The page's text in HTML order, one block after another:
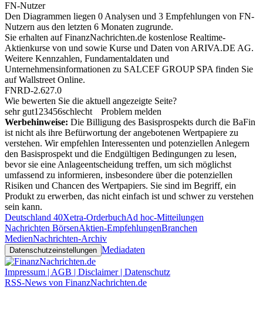
FN-Nutzer
Den Diagrammen liegen 0 Analysen und 3 Empfehlungen von FN-
Nutzern aus den letzten 6 Monaten zugrunde.
Sie erhalten auf FinanzNachrichten.de kostenlose Realtime-
Aktienkurse von und sowie Kurse und Daten von ARIVA.DE AG.
Weitere Kennzahlen, Fundamentaldaten und
Unternehmensinformationen zu SALCEF GROUP SPA finden Sie
aufWallstreet Online.
FNRD-2.627.0
Wie bewerten Sie die aktuell angezeigte Seite?
sehr gut1 23456schlecht
Problem melden
Werbehinweise: Die Billigung des Basisprospekts durch die BaFin
ist nicht als ihre Befürwortung der angebotenen Wertpapiere zu
verstehen. Wir empfehlen Interessenten und potenziellen Anlegern
den Basisprospekt und die Endgültigen Bedingungen zu lesen,
bevor sie eine Anlageentscheidung treffen, um sich möglichst
umfassend zu informieren, insbesondere über die potenziellen
Risiken und Chancen des Wertpapiers. Sie sind im Begriff, ein
Produkt zu erwerben, das nicht einfach ist und schwer zu verstehen
sein kann.
Deutschland 40Xetra-OrderbuchAd hoc-Mitteilungen
Nachrichten BörsenAktien-EmpfehlungenBranchen
MedienNachrichten-Archiv
Datenschutzeinstellungen Mediadaten
Impressum | AGB | Disclaimer | Datenschutz
RSS-News von FinanzNachrichten.de